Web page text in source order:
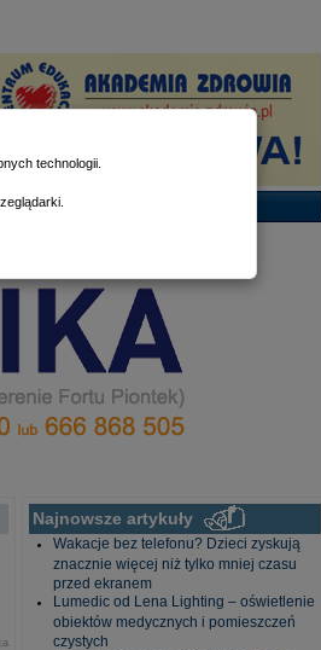
Najnowsze artykuły
Wakacje bez telefonu? Dzieci zyskują
znacznie więcej niż tylko mniej czasu
przed ekranem
Lumedic od Lena Lighting – oświetlenie
obiektów medycznych i pomieszczeń
czystych
technologii.